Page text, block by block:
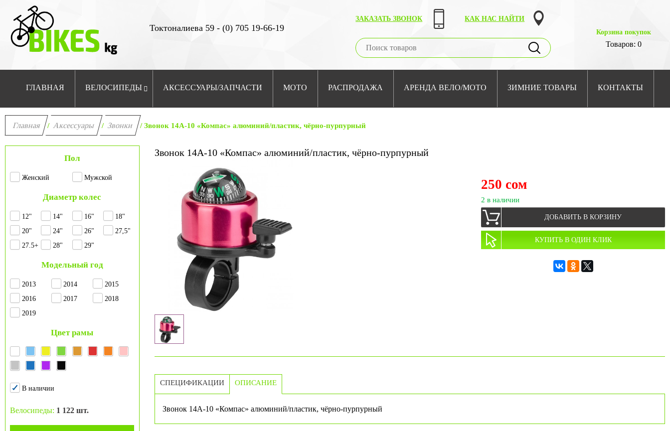
Токтоналиева 59 - (0) 705 19-66-19
ЗАКАЗАТЬ ЗВОНОК
КАК НАС НАЙТИ
Корзина покупок
Товаров: 0
ГЛАВНАЯ ВЕЛОСИПЕДЫ АКСЕССУАРЫ/ЗАПЧАСТИ МОТО РАСПРОДАЖА АРЕНДА ВЕЛО/МОТО ЗИМНИЕ ТОВАРЫ КОНТАКТЫ
Главная / Аксессуары / Звонки / Звонок 14A-10 «Компас» алюминий/пластик, чёрно-пурпурный
Пол
Женский Мужской
Диаметр колес
12" 14" 16"
18"
20"
24" 26"
27,5"
27.5+
28" 29"
Модельный год
2013 2014
2015
2016
2017
2018
2019
Цвет рамы
В наличии
Велосипеды: 1 122 шт.
Звонок 14A-10 «Компас» алюминий/пластик, чёрно-пурпурный
250 сом
2 в наличии
ДОБАВИТЬ В КОРЗИНУ
КУПИТЬ В ОДИН КЛИК
СПЕЦИФИКАЦИИ ОПИСАНИЕ
Звонок 14A-10 «Компас» алюминий/пластик, чёрно-пурпурный